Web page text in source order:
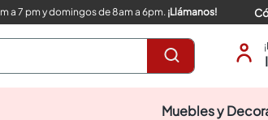
a 7 pm y domingos de 8am a 6pm. ¡Llámanos!
Muebles y